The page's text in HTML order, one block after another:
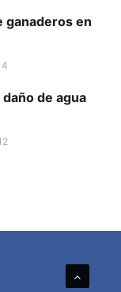
ganaderos en
de agua